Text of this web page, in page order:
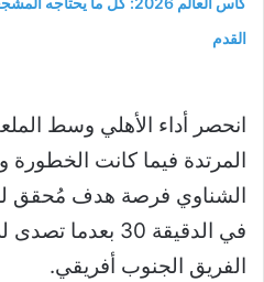
القدم
انحصر أداء الأهلي وسط
المرتدة فيما كانت الخطورة
الشناوي فرصة هدف مُحقق
في الدقيقة 30
الفريق الجنوب أفريقي.